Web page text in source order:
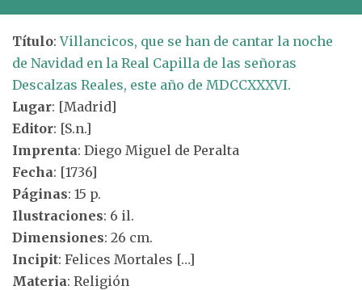
Título:Villancicos, que se han de cantar la noche
de Navidad en la Real Capilla de las señoras
Descalzas Reales, este año de MDCCXXXVI.
Lugar: [Madrid]
Editor: [S.n.]
Imprenta: Diego Miguel de Peralta
Fecha: [1736]
Páginas: 15 p.
Ilustraciones: 6 il.
Dimensiones: 26 cm.
Incipit: Felices Mortales […]
Materia: Religión